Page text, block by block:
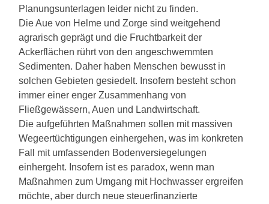
Planungsunterlagen leider nicht zu finden.
Die Aue von Helme und Zorge sind weitgehend
agrarisch geprägt und die Fruchtbarkeit der
Ackerflächen rührt von den angeschwemmten
Sedimenten. Daher haben Menschen bewusst in
solchen Gebieten gesiedelt. Insofern besteht schon
immer einer enger Zusammenhang von
Fließgewässern, Auen und Landwirtschaft.
Die aufgeführten Maßnahmen sollen mit massiven
Wegeertüchtigungen einhergehen, was im konkreten
Fall mit umfassenden Bodenversiegelungen
einhergeht. Insofern ist es paradox, wenn man
Maßnahmen zum Umgang mit Hochwasser ergreifen
möchte, aber durch neue steuerfinanzierte